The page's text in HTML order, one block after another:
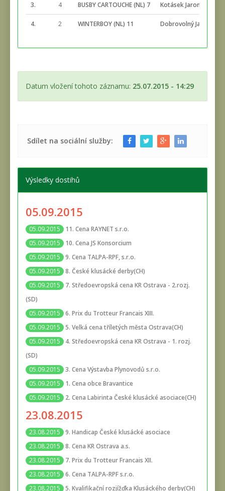
3. 4 BUSBY CARTOUCHE (NL) 7 Kotásek Jaromír
4. 2 WINTERBOY (NL) 11 Dobrovolný Jaroslav
Datum vložení tohoto záznamu: 25.07.2015 - 14:29
Sdílet na sociální služby:
Výsledky dostihů
05.09.2015
05.09.2015
11. Cena RAYNET s.r.o.
05.09.2015
10. Cena JS Konsorcium
05.09.2015
9. Cena TALPA-RPF, s.r.o.
05.09.2015
8. České klusácké derby(CH)
05.09.2015
7. Středoevropská cena KR Ostrava - 2.rozj.
(SD)
05.09.2015
6. Prix du Trotteur Francais XIII.
05.09.2015
5. Velká cena tříletých města Ostrava(CH)
05.09.2015
4. Středoevropská cena KR Ostrava - 1. rozj.
(SD)
05.09.2015
3. Cena Výstavba Plynovodů s.r.o.
05.09.2015
1. Cena obce Bravantice
05.09.2015
2. Cena Labirinta České klusácké asociace(CH)
23.08.2015
23.08.2015
9. Handicap České klusácké asociace
23.08.2015
8. Cena KR Ostrava a.s.
23.08.2015
7. Prix du Trotteur Francais XII.
23.08.2015
6. Cena TALPA-RPF s.r.o.
23.08.2015
5. Kvalifikační rozjížďka Klusáckého derby(CH)